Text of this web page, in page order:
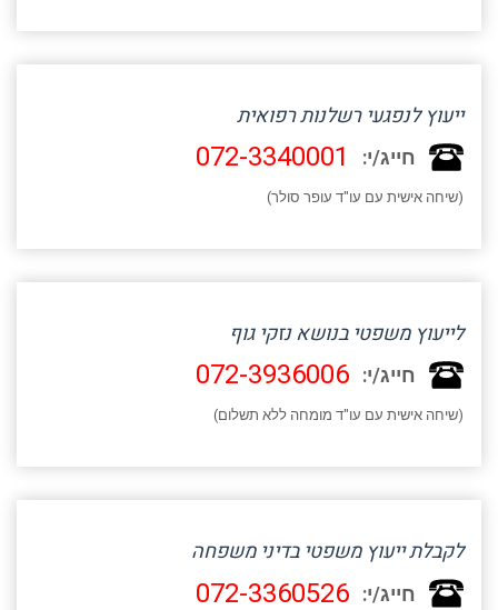
ייעוץ לנפגעי רשלנות רפואית
חייג/י: 072-3340001
(שיחה אישית עם עו"ד עופר סולר)
לייעוץ משפטי בנושא נזקי גוף
חייג/י: 072-3936006
(שיחה אישית עם עו"ד מומחה ללא תשלום)
לקבלת ייעוץ משפטי בדיני משפחה
חייג/י: 072-3360526